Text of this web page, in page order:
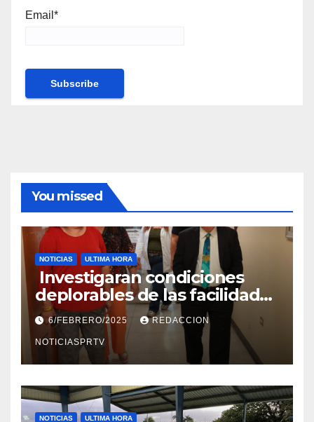
Email*
You missed
NOTICIAS ULTIMA HORA
Investigaran condiciones
deplorables de las facilidades
el Departamento de la Salud
en Mayagüez
6/FEBRERO/2025 REDACCION
NOTICIASPRTV
NOTICIAS ULTIMA HORA